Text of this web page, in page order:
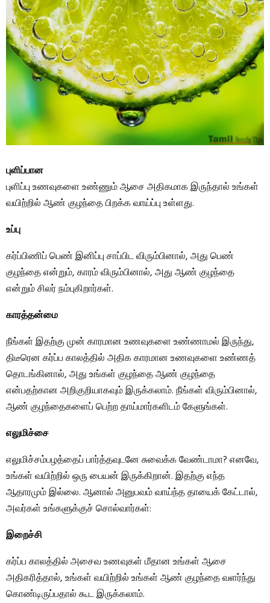
புளிப்பான
புளிப்பு உணவுகளை உண்ணும் ஆசை அதிகமாக இருந்தால் உங்கள்
வயிற்றில் ஆண் குழந்தை பிறக்க வாய்ப்பு உள்ளது.
உப்பு
கர்ப்பிணிப் பெண் இனிப்பு சாப்பிட விரும்பினால், அது பெண்
குழந்தை என்றும், காரம் விரும்பினால், அது ஆண் குழந்தை
என்றும் சிலர் நம்புகிறார்கள்.
காரத்தன்மை
நீங்கள் இதற்கு முன் காரமான உணவுகளை உண்ணாமல் இருந்து,
திடீரென கர்ப்ப காலத்தில் அதிக காரமான உணவுகளை உண்ணத்
தொடங்கினால், அது உங்கள் குழந்தை ஆண் குழந்தை
என்பதற்கான அறிகுறியாகவும் இருக்கலாம். நீங்கள் விரும்பினால்,
ஆண் குழந்தைகளைப் பெற்ற தாய்மார்களிடம் கேளுங்கள்.
எலுமிச்சை
எலுமிச்சம்பழத்தைப் பார்த்தவுடனே சுவைக்க வேண்டாமா? எனவே,
உங்கள் வயிற்றில் ஒரு பையன் இருக்கிறான். இதற்கு எந்த
ஆதாரமும் இல்லை. ஆனால் அனுபவம் வாய்ந்த தாயைக் கேட்டால்,
அவர்கள் உங்களுக்குச் சொல்வார்கள்:
இறைச்சி
கர்ப்ப காலத்தில் அசைவ உணவுகள் மீதான உங்கள் ஆசை
அதிகரித்தால், உங்கள் வயிற்றில் உங்கள் ஆண் குழந்தை வளர்ந்து
கொண்டிருப்பதால் கூட இருக்கலாம்.